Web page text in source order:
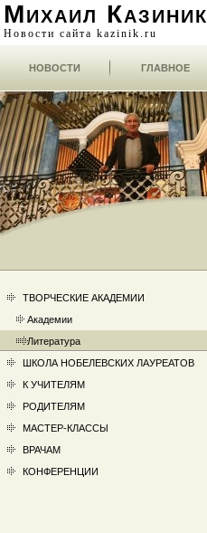
Михаил Казиник
Новости сайта kazinik.ru
НОВОСТИ ГЛАВНОЕ
ТВОРЧЕСКИЕ АКАДЕМИИ
Академии
Литература
ШКОЛА НОБЕЛЕВСКИХ ЛАУРЕАТОВ
К УЧИТЕЛЯМ
РОДИТЕЛЯМ
МАСТЕР-КЛАССЫ
ВРАЧАМ
КОНФЕРЕНЦИИ